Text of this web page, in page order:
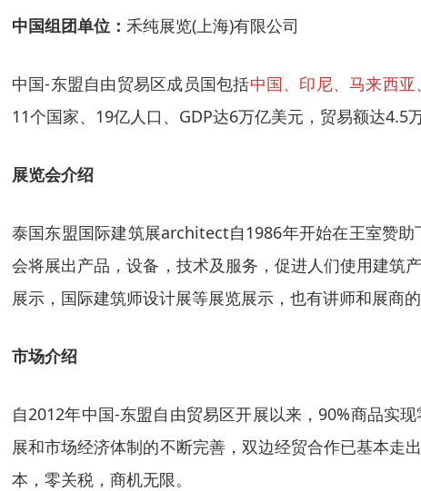
中国组团单位： 禾纯展览(上海)有限公司
中国-东盟自由贸易区成员国包括中国、印尼、马来西
11个国家、19亿人口、GDP达6万亿美元， 贸易额达4.5
展览会介绍
泰国东盟国际建筑展architect自1986年开始在王室赞助
会将展出产品，设备，技术及服务，促进人们使用建筑
展示，国际建筑师设计展等展览展示，也有讲师和展商
市场介绍
自2012年中国-东盟自由贸易区开展以来，90%商品实
展和市场经济体制的不断完善，双边经贸合作已基本走
本，零关税，商机无限。